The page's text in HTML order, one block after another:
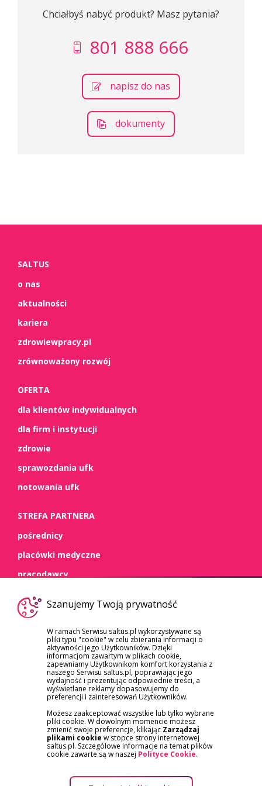
Chciałbyś nabyć produkt? Masz pytania?
801 888 666
napisz do nas
dokumenty
SALTUS
o nas
aktualności
kariera
zdrowiewpracy.pl
zrównoważony rozwój
OFERTA
dla klientów indywidualnych
dla firm i instytucji
zdrowie
sprawozdania ufk
notowania ufk
STREFA PARTNERA
pośrednicy
placówki medyczne
pracodawcy
WSPARCIE
dokumenty
szkody/roszczenia
reklamacje
APLIKACJA SALTUS ZDROWIE
Szanujemy Twoją prywatność
W ramach Serwisu saltus.pl wykorzystywane są
pliki typu "cookie" w celu zbierania informacji o
aktywności jego Użytkowników. Dzięki
informacjom zawartym w plikach cookie,
zapewniamy Użytkownikom komfort korzystania z
naszego Serwisu saltus.pl, poprawiając jego
wydajność i prezentując odpowiednie treści, a
wyświetlane reklamy dopasowujemy do
preferencji i zainteresowań Użytkowników.
Możesz zaakceptować wszystkie lub tylko wybrane
pliki cookie. W dowolnym momencie możesz
zmienić swoje preferencje, klikając Zarządzaj
plikami cookie w stopce strony internetowej
saltus.pl. Szczegółowe informacje na temat plików
cookie zawarte są w naszej Polityce Cookie.